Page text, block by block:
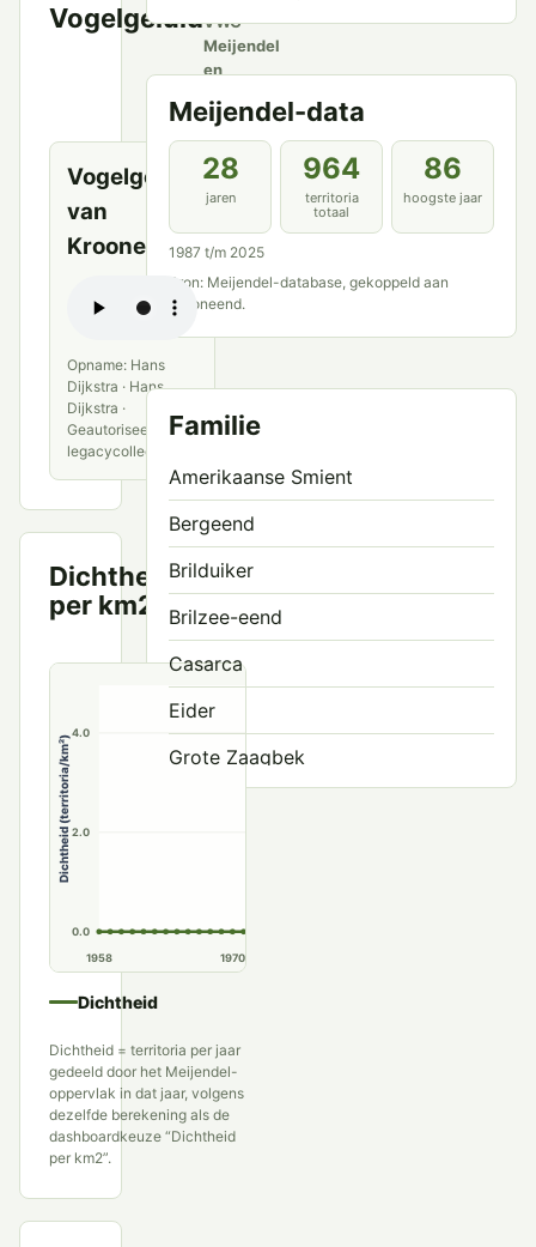
VogelgeluidVWG
Meijendel
en
bronnen
Vogelgeluid
van
Krooneend
Opname: Hans
Dijkstra · Hans
Dijkstra ·
Geautoriseerde
legacycollectie
Dichtheid
per km2
Territoria
0.0
2.0
4.0
Dichtheid (territoria/km²)
1958 1970
Dichtheid
Dichtheid = territoria per jaar
gedeeld door het Meijendel-
oppervlak in dat jaar, volgens
dezelfde berekening als de
dashboardkeuze “Dichtheid
per km2”.
Meijendel-data
28
jaren
964
territoria
totaal
86
hoogste jaar
1987 t/m 2025
Bron: Meijendel-database, gekoppeld aan
Krooneend.
Familie
Amerikaanse Smient
Bergeend
Brilduiker
Brilzee-eend
Casarca
Eider
Grote Zaagbek
Kuifeend
Mandarijneend